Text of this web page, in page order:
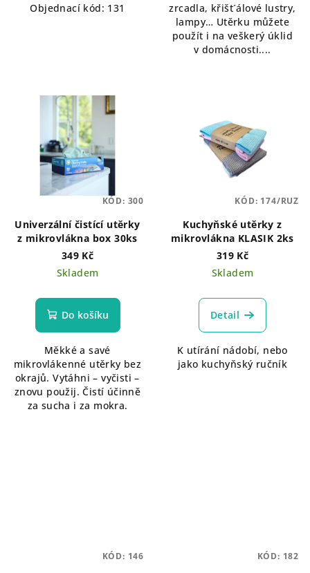
Objednací kód: 131
zrcadla, křišt´álové lustry,
lampy… Utěrku můžete
použít i na veškerý úklid
v domácnosti....
Univerzální čistící utěrky
z mikrovlákna box 30ks
349 Kč
Skladem
Do košíku
Měkké a savé
mikrovlákenné utěrky bez
okrajů. Vytáhni – vyčisti –
znovu použij. Čistí účinně
za sucha i za mokra.
KÓD: 300
Kuchyňské utěrky z
mikrovlákna KLASIK 2ks
319 Kč
Skladem
Detail
K utírání nádobí, nebo
jako kuchyňský ručník
KÓD: 174/RUZ
KÓD: 146 KÓD: 182